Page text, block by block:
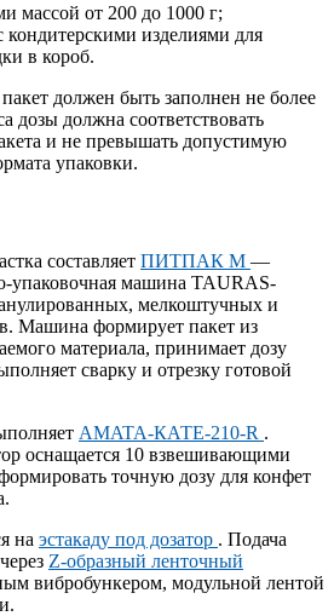
массой от 200 до 1000 г;
изделиями для
в короб.
должен быть заполнен не более
дозы должна соответствовать
и не превышать допустимую
упаковки.
составляет ПИТПАК М —
упаковочная машина TAURAS-
мелкоштучных и
Машина формирует пакет из
материала, принимает дозу
сварку и отрезку готовой
AMATA-КАТЕ-210-R .
оснащается 10 взвешивающими
точную дозу для конфет
на эстакаду под дозатор . Подача
Z-образный ленточный
вибробункером, модульной лентой